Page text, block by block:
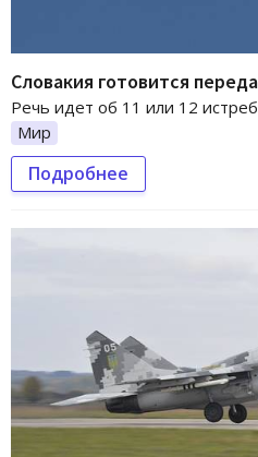
Словакия готовится
Речь идет об 11 или 12
Мир
Подробнее